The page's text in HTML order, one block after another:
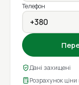
Телефон
Дані захищені
Розрахунок ціни